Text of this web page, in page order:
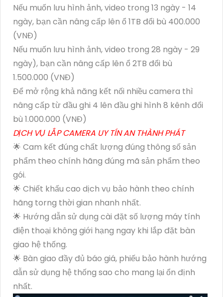
Nếu muốn lưu hình ảnh, video trong 13 ngày - 14
ngày, bạn cần nâng cấp lên ổ 1TB đổi bù 400.000
(VNĐ)
Nếu muốn lưu hình ảnh, video trong 28 ngày - 29
ngày), bạn cần nâng cấp lên ổ 2TB đổi bù
1.500.000 (VNĐ)
Để mở rộng khả năng kết nối nhiều camera thì
nâng cấp từ đầu ghi 4 lên đầu ghi hình 8 kênh đổi
bù 1.000.000 (VNĐ)
DỊCH VỤ LẮP CAMERA UY TÍN AN THÀNH PHÁT
🌟 Cam kết đúng chất lượng đúng thông số sản
phẩm theo chính hãng đúng mã sản phẩm theo
gói.
🌟 Chiết khấu cao dịch vụ bảo hành theo chính
hãng torng thời gian nhanh nhất.
🌟 Hướng dẫn sử dụng cài đặt số lượng máy tính
điện thoại không giới hạng ngay khi lắp đặt bàn
giao hệ thống.
🌟 Bàn giao đầy đủ báo giá, phiếu bảo hành hướng
dẫn sử dụng hệ thống sao cho mang lại ổn định
nhất.